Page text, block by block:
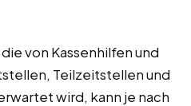
von Kassenhilfen und
Teilzeitstellen und
wird, kann je nach